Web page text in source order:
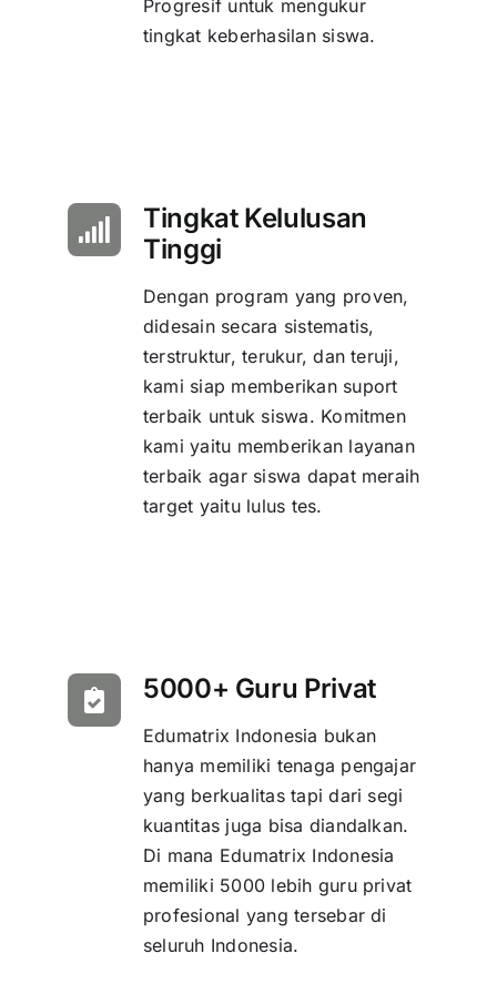
Progresif untuk mengukur
tingkat keberhasilan siswa.
Tingkat Kelulusan
Tinggi
Dengan program yang proven,
didesain secara sistematis,
terstruktur, terukur, dan teruji,
kami siap memberikan suport
terbaik untuk siswa. Komitmen
kami yaitu memberikan layanan
terbaik agar siswa dapat meraih
target yaitu lulus tes.
5000+ Guru Privat
Edumatrix Indonesia bukan
hanya memiliki tenaga pengajar
yang berkualitas tapi dari segi
kuantitas juga bisa diandalkan.
Di mana Edumatrix Indonesia
memiliki 5000 lebih guru privat
profesional yang tersebar di
seluruh Indonesia.